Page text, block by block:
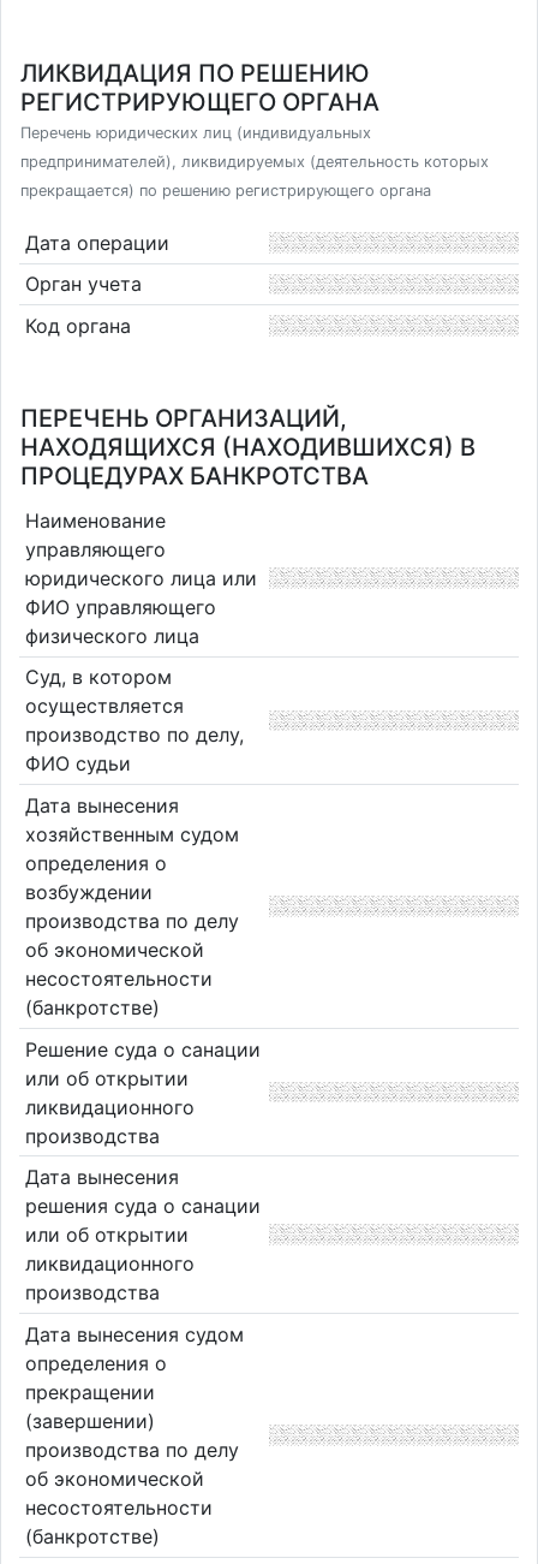
ЛИКВИДАЦИЯ ПО РЕШЕНИЮ
РЕГИСТРИРУЮЩЕГО ОРГАНА
Перечень юридических лиц (индивидуальных
предпринимателей), ликвидируемых (деятельность которых
прекращается) по решению регистрирующего органа
Дата операции
Орган учета
Код органа
ПЕРЕЧЕНЬ ОРГАНИЗАЦИЙ,
НАХОДЯЩИХСЯ (НАХОДИВШИХСЯ) В
ПРОЦЕДУРАХ БАНКРОТСТВА
Наименование
управляющего
юридического лица или
ФИО управляющего
физического лица
Суд, в котором
осуществляется
производство по делу,
ФИО судьи
Дата вынесения
хозяйственным судом
определения о
возбуждении
производства по делу
об экономической
несостоятельности
(банкротстве)
Решение суда о санации
или об открытии
ликвидационного
производства
Дата вынесения
решения суда о санации
или об открытии
ликвидационного
производства
Дата вынесения судом
определения о
прекращении
(завершении)
производства по делу
об экономической
несостоятельности
(банкротстве)